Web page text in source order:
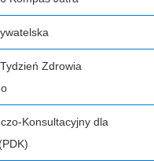
Zdrowia
Konsultacyjny dla